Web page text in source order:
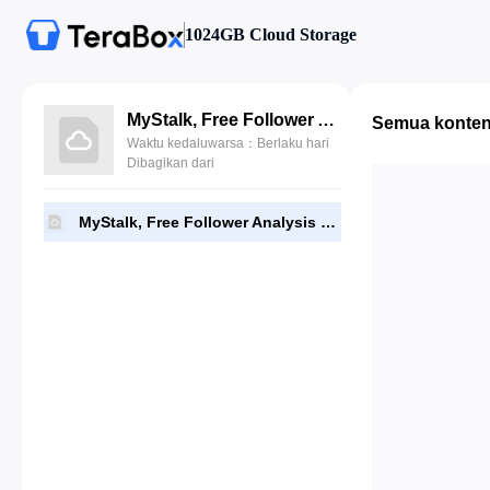
1024GB Cloud Storage
MyStalk, Free Follower Analysis Program.apk
Waktu kedaluwarsa：Berlaku hari
Dibagikan dari
MyStalk, Free Follower Analysis Program.apk
Semua